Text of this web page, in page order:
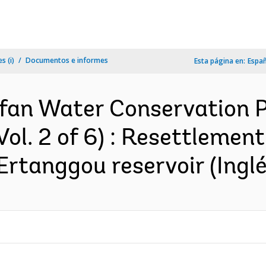
(i) Documentos e informes Esta página en:
Water Conservation
2 of 6) :
reservoir